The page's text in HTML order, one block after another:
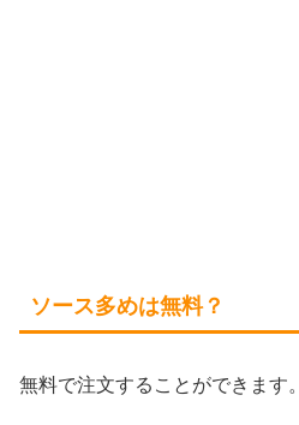
ソース多めは無料？
無料で注文することができます。